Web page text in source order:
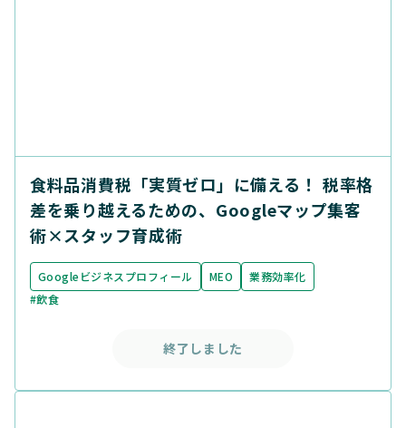
食料品消費税「実質ゼロ」に備える！ 税率格
差を乗り越えるための、Googleマップ集客
術×スタッフ育成術
Googleビジネスプロフィール MEO
業務効率化
#飲食
終了しました